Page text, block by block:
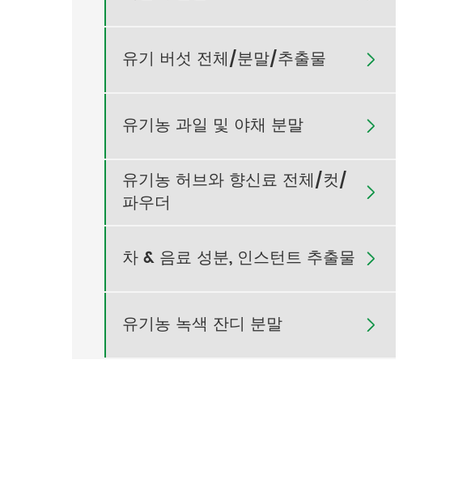
유기 버섯 전체/분말/추출물 
유기농 과일 및 야채 분말 
유기농 허브와 향신료 전체/컷/
파우더

차 & 음료 성분, 인스턴트 추출물 
유기농 녹색 잔디 분말 